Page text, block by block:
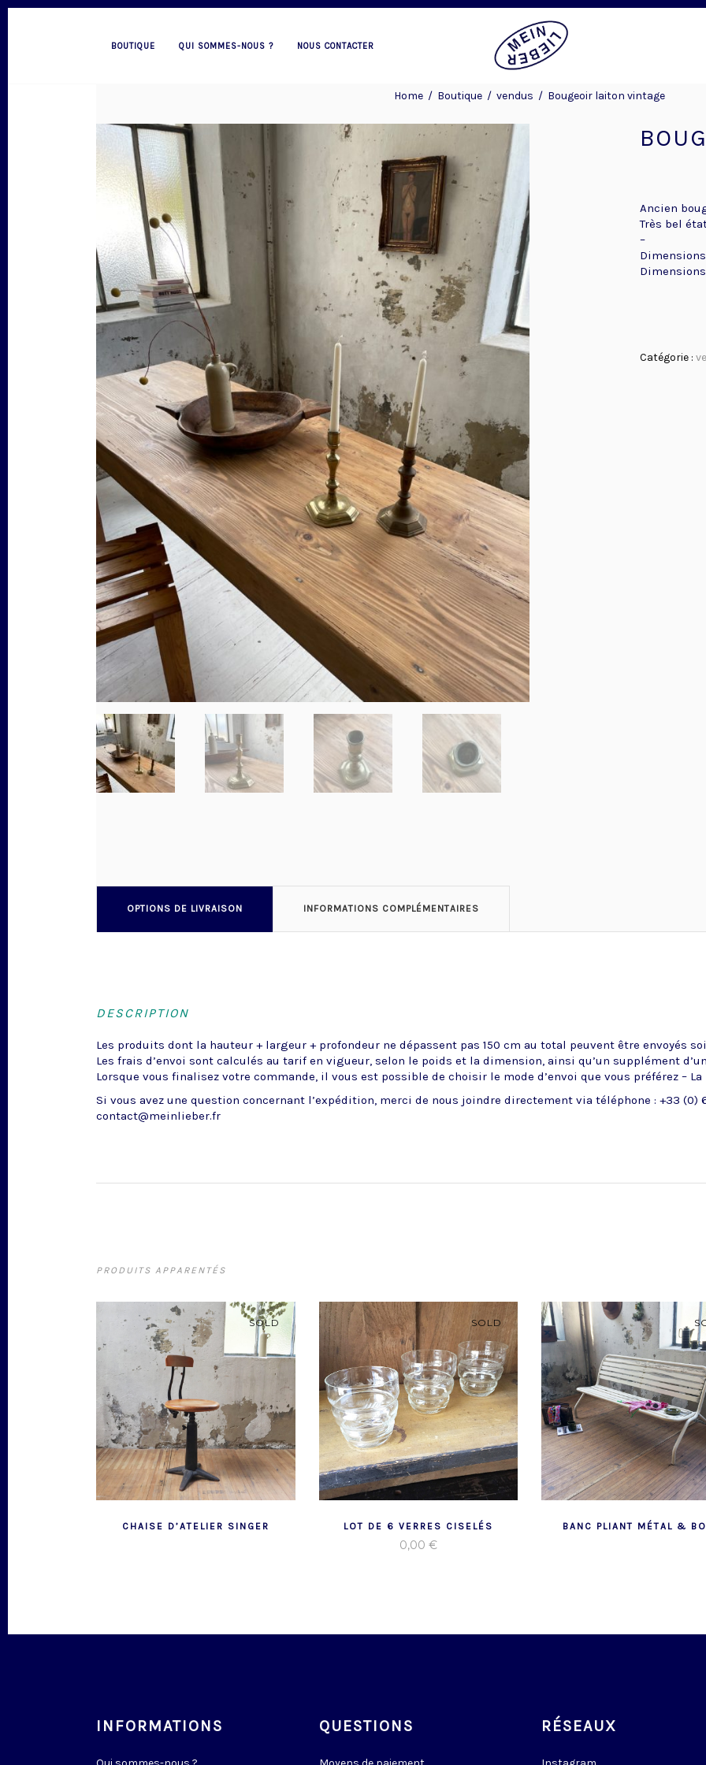
BOUTIQUE QUI SOMMES-NOUS ? NOUS CONTACTER
Home / Boutique / vendus / Bougeoir laiton vintage
Ancien
Très bel
–
Dimensions
Catégorie :
OPTIONS DE LIVRAISON INFORMATIONS COMPLÉMENTAIRES
DESCRIPTION
Les produits dont la hauteur + largeur + profondeur ne dépassent pas 150 cm au total peuvent être envoyés
Les frais d’envoi sont calculés au tarif en vigueur, selon le poids et la dimension, ainsi qu’un supplément
Lorsque vous finalisez votre commande, il vous est possible de choisir le mode d’envoi que vous préférez – La
Si vous avez une question concernant l’expédition, merci de nous joindre directement via téléphone : +33 (0)
contact@meinlieber.fr
PRODUITS APPARENTÉS
SOLD
CHAISE D’ATELIER SINGER
SOLD
LOT DE 6 VERRES CISELÉS
0,00 €
BANC PLIANT MÉTAL &
INFORMATIONS QUESTIONS RÉSEAUX